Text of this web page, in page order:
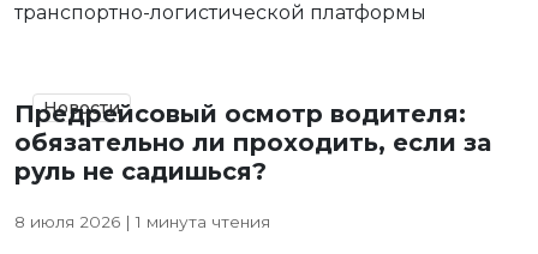
транспортно-логистической платформы
Новости
Предрейсовый осмотр водителя:
обязательно ли проходить, если за
руль не садишься?
8 июля 2026 | 1 минута чтения